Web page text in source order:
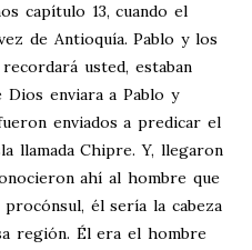
capítulo 13, cuando el
de Antioquía. Pablo y los
usted, estaban
enviara a Pablo y
enviados a predicar el
llamada Chipre. Y, llegaron
ahí al hombre que
él sería la cabeza
región. Él era el hombre